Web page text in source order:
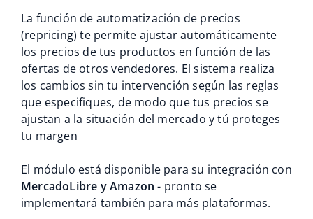
Otros
Calculadora de beneficios
Cooperación y socios
Contáctanos
español (AR)
español (MX)
Français
Italiano
polski
português (BR)
română
La función de automatización de precios
(repricing) te permite ajustar automáticamente
los precios de tus productos en función de las
ofertas de otros vendedores. El sistema realiza
los cambios sin tu intervención según las reglas
que especifiques, de modo que tus precios se
ajustan a la situación del mercado y tú proteges
tu margen
El módulo está disponible para su integración con
MercadoLibre y Amazon- pronto se
implementará también para más plataformas.